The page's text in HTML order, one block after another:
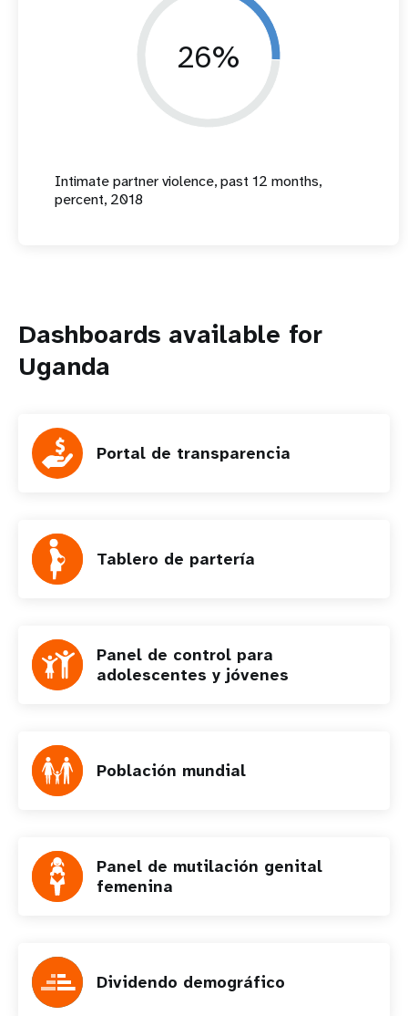
26%
Intimate partner violence, past 12 months,
percent, 2018
Dashboards available for
Uganda
Portal de transparencia
Tablero de partería
Panel de control para
adolescentes y jóvenes
Población mundial
Panel de mutilación genital
femenina
Dividendo demográfico